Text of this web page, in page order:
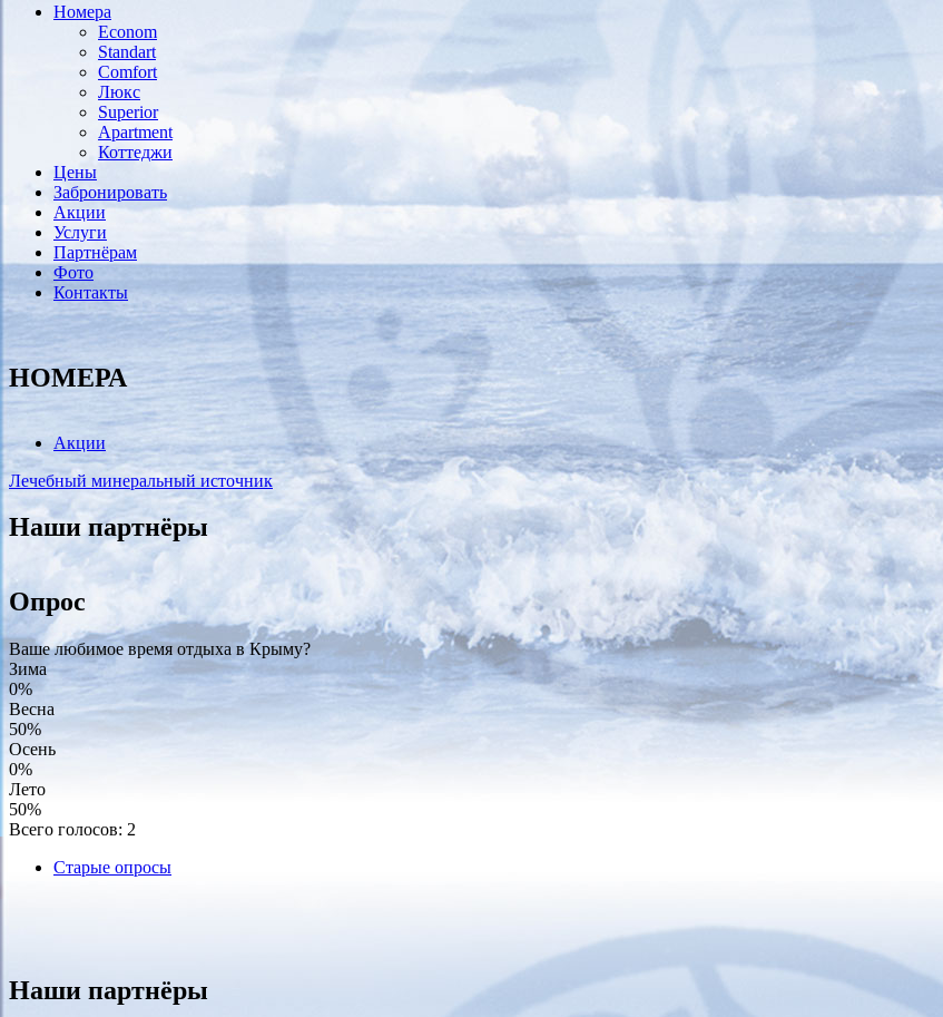
Номера
Econom
Standart
Comfort
Люкс
Superior
Аpartment
Коттеджи
Цены
Забронировать
Акции
Услуги
Партнёрам
Фото
Контакты
НОМЕРА
Акции
Лечебный минеральный источник
Наши партнёры
Опрос
Ваше любимое время отдыха в Крыму?
Зима
0%
Весна
50%
Осень
0%
Лето
50%
Всего голосов: 2
Старые опросы
Наши партнёры